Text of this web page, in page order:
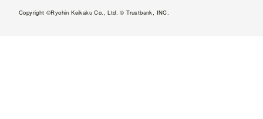
Copyright ©Ryohin Keikaku Co., Ltd. © Trustbank, INC.